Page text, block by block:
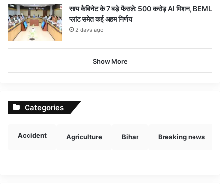
साय कैबिनेट के 7 बड़े फैसले: 500 करोड़ AI मिशन, BEML
प्लांट समेत कई अहम निर्णय
2 days ago
Show More
Categories
Accident Agriculture Bihar Breaking news